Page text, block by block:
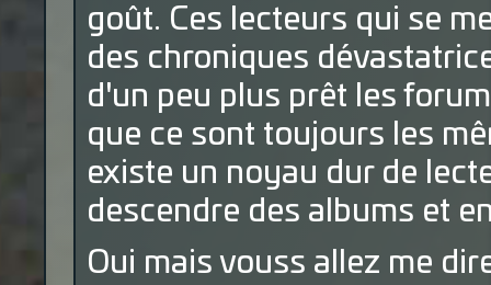
goût. Ces lecteurs qui se
des chroniques
d'un peu plus prêt les
que ce sont toujours les
existe un noyau dur de
descendre des albums et
Oui mais vouss allez me